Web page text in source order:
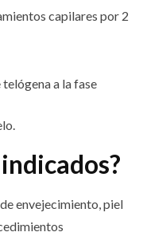
capilares por 2
a la fase
envejecimiento, piel